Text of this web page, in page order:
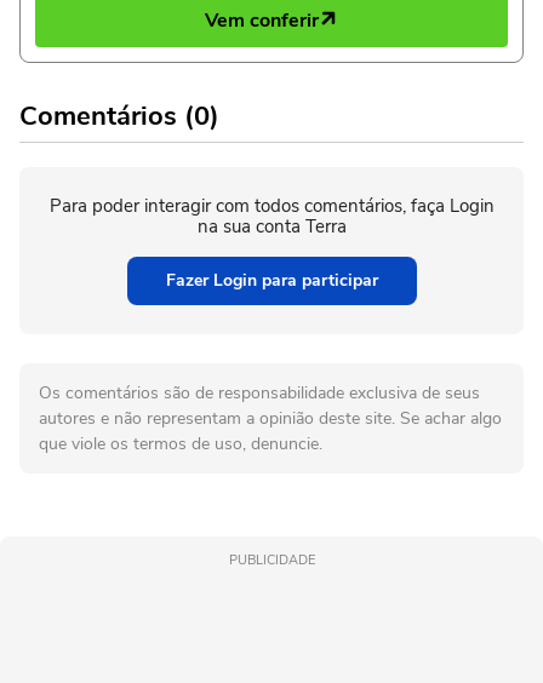
Vem conferir
Comentários (0)
Para poder interagir com todos comentários, faça Login
na sua conta Terra
Fazer Login para participar
Os comentários são de responsabilidade exclusiva de seus
autores e não representam a opinião deste site. Se achar algo
que viole os termos de uso, denuncie.
PUBLICIDADE